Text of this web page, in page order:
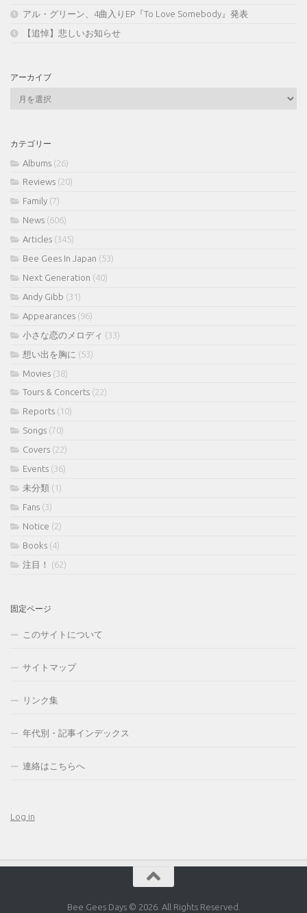
アル・グリーン、4曲入りEP『To Love Somebody』発表
【追悼】悲しいお知らせ
アーカイブ
ブ
カテゴリー
Albums (26)
Reviews (20)
Family (7)
News (606)
Articles (345)
Bee Gees In Japan (53)
Next Generation (40)
Andy Gibb (31)
Appearances (96)
小さな恋のメロディ (33)
想い出を胸に (53)
Movies (38)
Tours & Concerts (22)
Reports (10)
Songs (70)
Covers (22)
Events (36)
未分類 (1)
Fans (3)
Notice (2)
Books (4)
注目！
(62)
固定ページ
このサイトについて
サイトマップ
リンク集
年代別・記事インデックス
連絡はこちらへ
Log in
Bee Gees Days © 2026. All Rights Reserved.